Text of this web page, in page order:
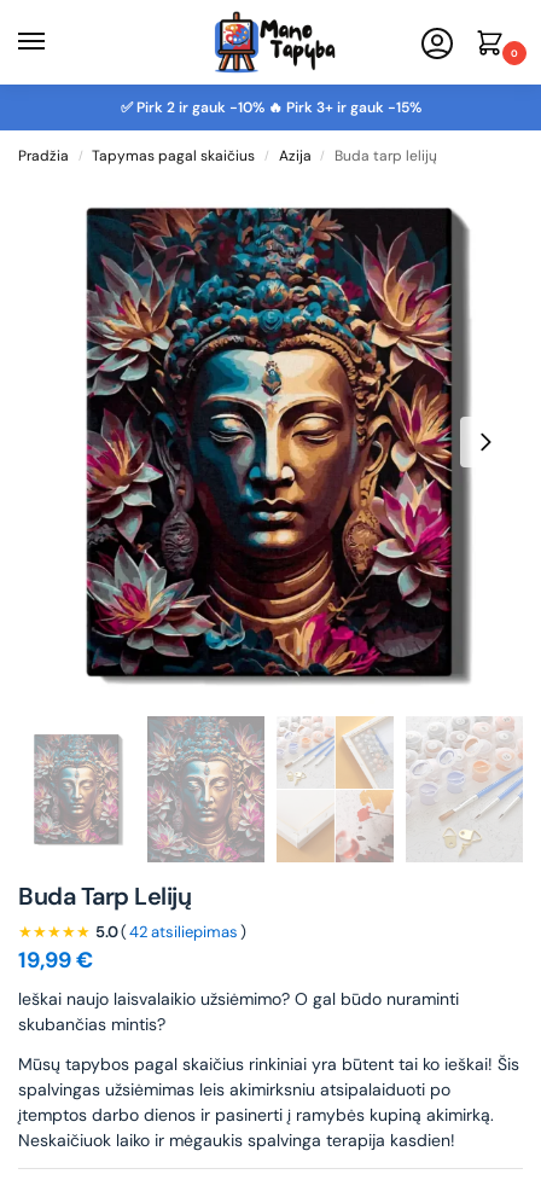
0
✅ Pirk 2 ir gauk -10% 🔥 Pirk 3+ ir gauk -15%
Pradžia / Tapymas pagal skaičius / Azija / Buda tarp lelijų
Buda Tarp Lelijų
★★★★★ 5.0(42 atsiliepimas)
19,99€
leškai naujo laisvalaikio užsiėmimo? O gal būdo nuraminti
skubančias mintis?
Mūsų tapybos pagal skaičius rinkiniai yra būtent tai ko ieškai! Šis
spalvingas užsiėmimas leis akimirksniu atsipalaiduoti po
įtemptos darbo dienos ir pasinerti į ramybės kupiną akimirką.
Neskaičiuok laiko ir mėgaukis spalvinga terapija kasdien!